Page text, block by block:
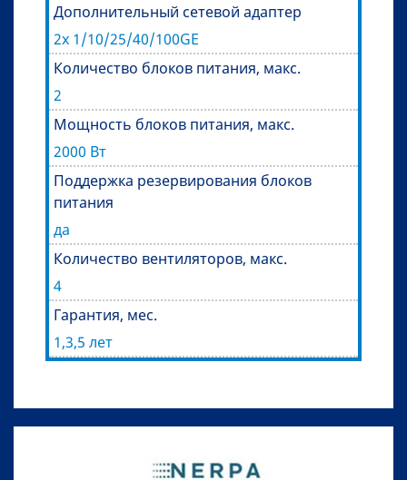
Дополнительный сетевой адаптер
2x 1/10/25/40/100GE
Количество блоков питания, макс.
2
Мощность блоков питания, макс.
2000 Вт
Поддержка резервирования блоков
питания
да
Количество вентиляторов, макс.
4
Гарантия, мес.
1,3,5 лет